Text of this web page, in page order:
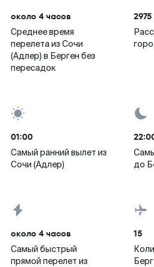
около 4 часов
Среднее время
перелета из Сочи
(Адлер) в Берген без
пересадок
01:00
Самый ранний вылет из
Сочи (Адлер)
до
около 4 часов
Самый быстрый
прямой перелет из
15